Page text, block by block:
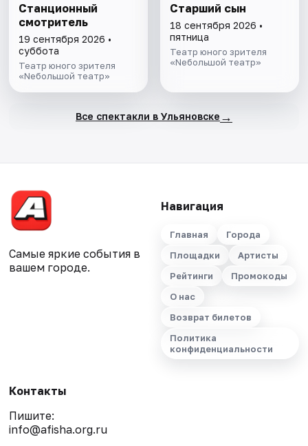
Станционный
смотритель
19 сентября 2026 •
суббота
Театр юного зрителя
«Nебольшой театр»
Старший сын
18 сентября 2026 •
пятница
Театр юного зрителя
«Nебольшой театр»
Все спектакли в Ульяновске →
Самые яркие события в
вашем городе.
Навигация
Главная
Города
Площадки
Артисты
Рейтинги
Промокоды
О нас
Возврат билетов
Политика
конфиденциальности
Контакты
Пишите:
info@afisha.org.ru